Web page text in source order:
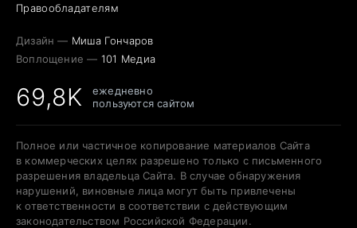
Правообладателям
Дизайн — Миша Гончаров
Воплощение — 101 Медиа
69,8K
ежедневно
пользуются сайтом
Полное или частичное копирование материалов Сайта
в коммерческих целях разрешено только с письменного
разрешения владельца Сайта. В случае обнаружения
нарушений, виновные лица могут быть привлечены
к ответственности в соответствии с действующим
законодательством Российской Федерации.